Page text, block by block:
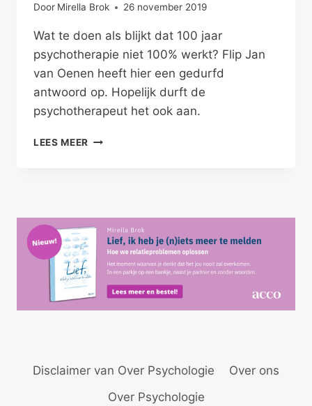
Door Mirella Brok 26 november 2019
Wat te doen als blijkt dat 100 jaar
psychotherapie niet 100% werkt? Flip Jan
van Oenen heeft hier een gedurfd
antwoord op. Hopelijk durft de
psychotherapeut het ook aan.
LEES MEER DE
Disclaimer van Over Psychologie
Over ons
Over Psychologie